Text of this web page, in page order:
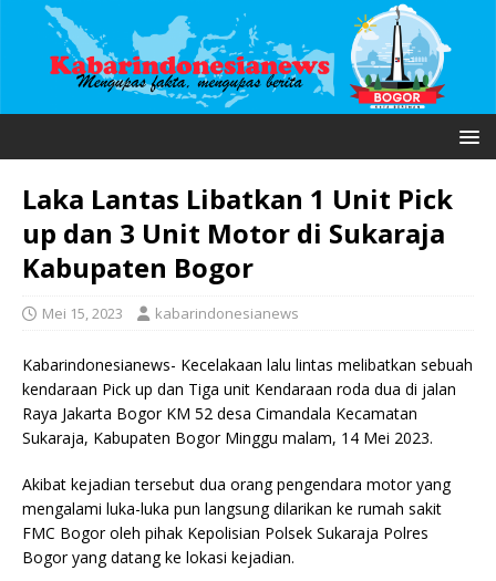
Laka Lantas Libatkan 1 Unit Pick
up dan 3 Unit Motor di Sukaraja
Kabupaten Bogor
Mei 15, 2023 kabarindonesianews
Kabarindonesianews- Kecelakaan lalu lintas melibatkan sebuah
kendaraan Pick up dan Tiga unit Kendaraan roda dua di jalan
Raya Jakarta Bogor KM 52 desa Cimandala Kecamatan
Sukaraja, Kabupaten Bogor Minggu malam, 14 Mei 2023.
Akibat kejadian tersebut dua orang pengendara motor yang
mengalami luka-luka pun langsung dilarikan ke rumah sakit
FMC Bogor oleh pihak Kepolisian Polsek Sukaraja Polres
Bogor yang datang ke lokasi kejadian.